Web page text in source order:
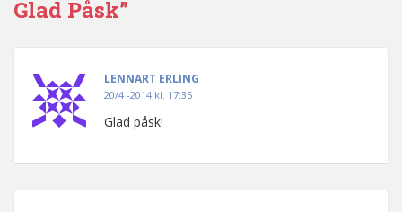
Glad Påsk”
LENNART ERLING
20/4 -2014 kl. 17:35
Glad påsk!